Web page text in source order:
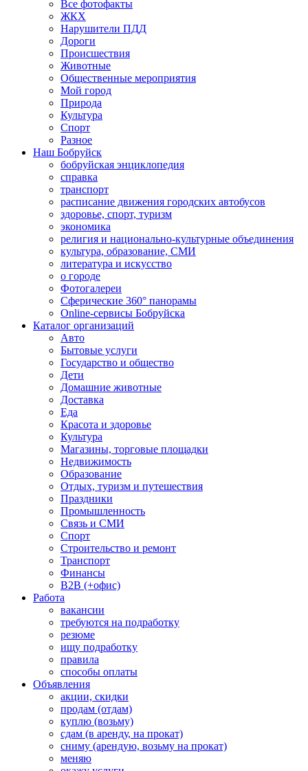
Все фотофакты
ЖКХ
Нарушители ПДД
Дороги
Происшествия
Животные
Общественные мероприятия
Мой город
Природа
Культура
Спорт
Разное
Наш Бобруйск
бобруйская энциклопедия
справка
транспорт
расписание движения городских автобусов
здоровье, спорт, туризм
экономика
религия и национально-культурные объединения
культура, образование, СМИ
литература и искусство
о городе
Фотогалереи
Сферические 360° панорамы
Online-сервисы Бобруйска
Каталог организаций
Авто
Бытовые услуги
Государство и общество
Дети
Домашние животные
Доставка
Еда
Красота и здоровье
Культура
Магазины, торговые площадки
Недвижимость
Образование
Отдых, туризм и путешествия
Праздники
Промышленность
Связь и СМИ
Спорт
Строительство и ремонт
Транспорт
Финансы
B2B (+офис)
Работа
вакансии
требуются на подработку
резюме
ищу подработку
правила
способы оплаты
Объявления
акции, скидки
продам (отдам)
куплю (возьму)
сдам (в аренду, на прокат)
сниму (арендую, возьму на прокат)
меняю